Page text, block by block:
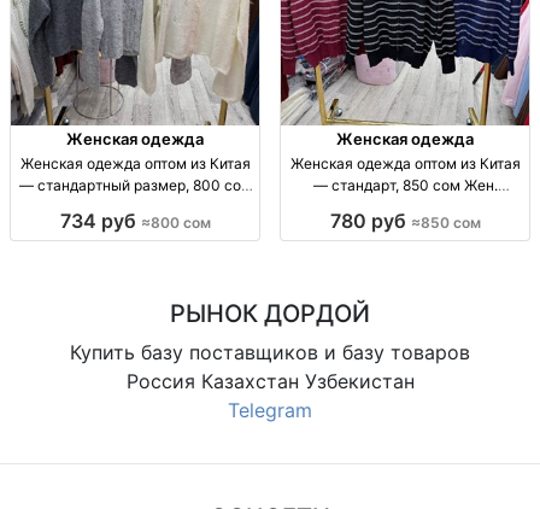
Женская одежда
Женская одежда оптом из Китая
— стандартный размер, 800 сом
Китай, 800 сом, отправка по СНГ
734 руб ≈800 сом
Женская одежда
Женская одежда оптом из Китая
— стандарт, 850 сом Жен.
Китай, 850 сом.
780 руб ≈850 сом
РЫНОК ДОРДОЙ
Купить базу поставщиков и базу товаров
Россия Казахстан Узбекистан
Telegram